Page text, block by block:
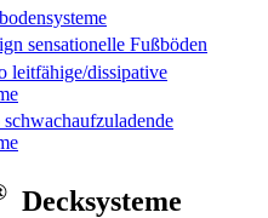
sensationelle Fußböden
leitfähige/dissipative
Decksysteme